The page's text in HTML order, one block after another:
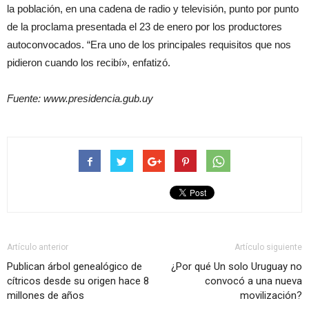
la población, en una cadena de radio y televisión, punto por punto
de la proclama presentada el 23 de enero por los productores
autoconvocados. “Era uno de los principales requisitos que nos
pidieron cuando los recibí», enfatizó.
Fuente: www.presidencia.gub.uy
Artículo anterior
Publican árbol genealógico de
cítricos desde su origen hace 8
millones de años
Artículo siguiente
¿Por qué Un solo Uruguay no
convocó a una nueva
movilización?